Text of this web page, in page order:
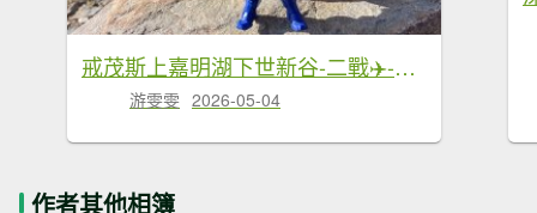
戒茂斯上嘉明湖下世新谷-二戰✈️-大鵬飛機✈️殘骸
游雯雯 2026-05-04
作者其他相簿